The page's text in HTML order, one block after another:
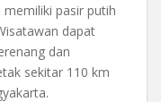
memiliki pasir putih
dapat
dan
sekitar 110 km